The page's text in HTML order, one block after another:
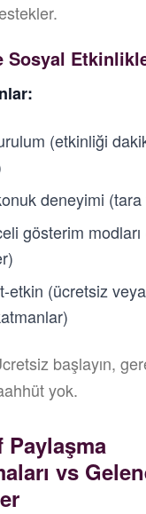
Sosyal
(etkinliği
deneyimi
gösterim modları
etkin (ücretsiz
başlayın,
yok.
Paylaşma
vs